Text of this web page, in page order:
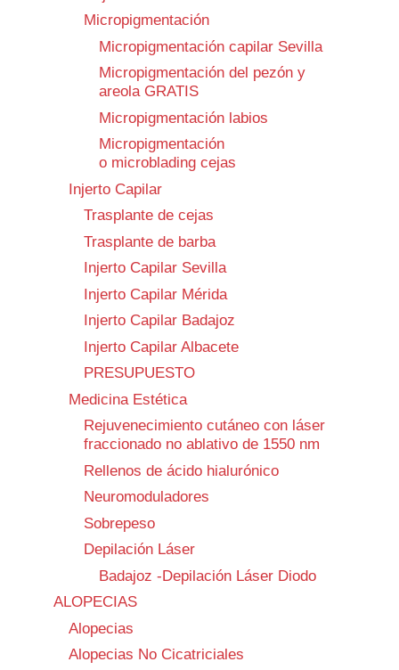
Micropigmentación
Micropigmentación capilar Sevilla
Micropigmentación del pezón y
areola GRATIS
Micropigmentación labios
Micropigmentación
o microblading cejas
Injerto Capilar
Trasplante de cejas
Trasplante de barba
Injerto Capilar Sevilla
Injerto Capilar Mérida
Injerto Capilar Badajoz
Injerto Capilar Albacete
PRESUPUESTO
Medicina Estética
Rejuvenecimiento cutáneo con láser
fraccionado no ablativo de 1550 nm
Rellenos de ácido hialurónico
Neuromoduladores
Sobrepeso
Depilación Láser
Badajoz -Depilación Láser Diodo
ALOPECIAS
Alopecias
Alopecias No Cicatriciales